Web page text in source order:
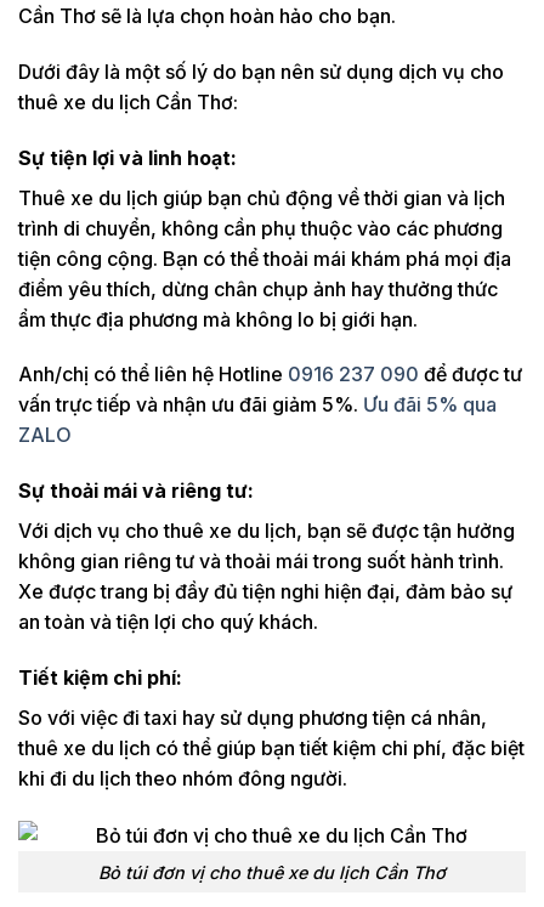
Cần Thơ sẽ là lựa chọn hoàn hảo cho bạn.
Dưới đây là một số lý do bạn nên sử dụng dịch vụ cho
thuê xe du lịch Cần Thơ:
Sự tiện lợi và linh hoạt:
Thuê xe du lịch giúp bạn chủ động về thời gian và lịch
trình di chuyển, không cần phụ thuộc vào các phương
tiện công cộng. Bạn có thể thoải mái khám phá mọi địa
điểm yêu thích, dừng chân chụp ảnh hay thưởng thức
ẩm thực địa phương mà không lo bị giới hạn.
Anh/chị có thể liên hệ Hotline 0916 237 090 để được tư
vấn trực tiếp và nhận ưu đãi giảm 5%. Ưu đãi 5% qua
ZALO
Sự thoải mái và riêng tư:
Với dịch vụ cho thuê xe du lịch, bạn sẽ được tận hưởng
không gian riêng tư và thoải mái trong suốt hành trình.
Xe được trang bị đầy đủ tiện nghi hiện đại, đảm bảo sự
an toàn và tiện lợi cho quý khách.
Tiết kiệm chi phí:
So với việc đi taxi hay sử dụng phương tiện cá nhân,
thuê xe du lịch có thể giúp bạn tiết kiệm chi phí, đặc biệt
khi đi du lịch theo nhóm đông người.
Bỏ túi đơn vị cho thuê xe du lịch Cần Thơ